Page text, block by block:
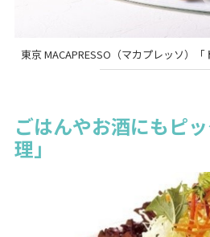
東京 MACAPRESSO（マカプレッソ）
ごはんやお酒にもピ
理」